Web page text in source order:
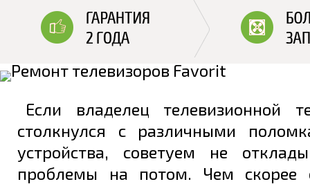
Если владелец телевизионной
столкнулся с различными
устройства, советуем не
проблемы на потом. Чем скорее